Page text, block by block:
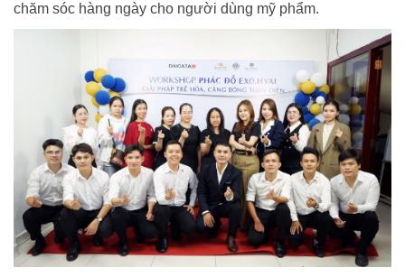
chăm sóc hàng ngày cho người dùng mỹ phẩm.